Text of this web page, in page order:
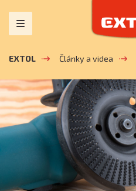
EXTOL Články a videa